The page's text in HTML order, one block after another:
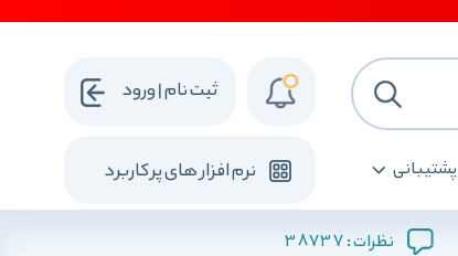
پشتیبانی نرم افزار های پرکاربرد
ثبت نام | ورود
نظرات :38737